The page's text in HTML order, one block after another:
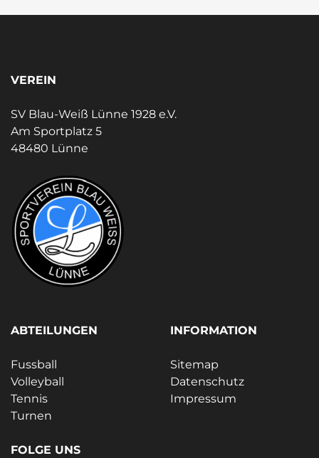
VEREIN
SV Blau-Weiß Lünne 1928 e.V.
Am Sportplatz 5
48480 Lünne
ABTEILUNGEN
Fussball
Volleyball
Tennis
Turnen
INFORMATION
Sitemap
Datenschutz
Impressum
FOLGE UNS